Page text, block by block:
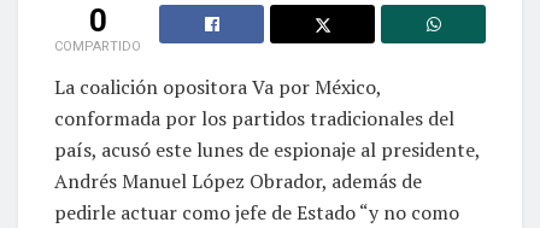
0
COMPARTIDO
La coalición opositora Va por México,
conformada por los partidos tradicionales del
país, acusó este lunes de espionaje al presidente,
Andrés Manuel López Obrador, además de
pedirle actuar como jefe de Estado “y no como